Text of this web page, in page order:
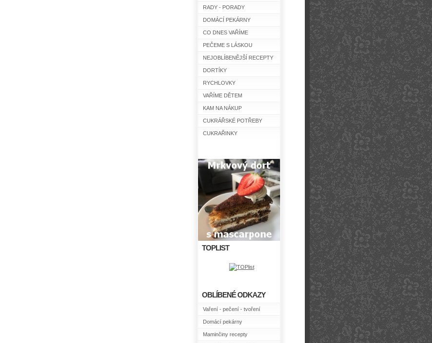
RADY - PORADY
DOMÁCÍ PEKÁRNY
CO DNES VAŘÍME
PEČEME S LÁSKOU
NEJOBLÍBENĚJŠÍ RECEPTY
DORTÍKY
RYCHLOVKY
VAŘÍME DĚTEM
KAM NA NÁKUP
CUKRÁŘSKÉ POTŘEBY
CUKRAŘINKY
TOPLIST
OBLÍBENÉ ODKAZY
Vaření - pečení - tvoření
Domácí pekárny
Maminčiny recepty